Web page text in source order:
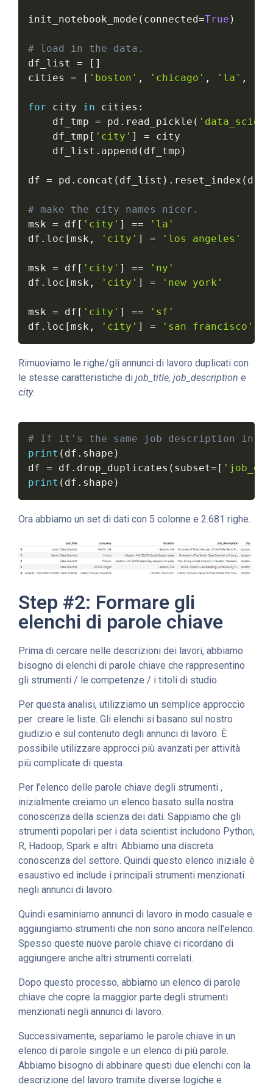
init_notebook_mode ( connected=True )
# load in the data.
df_list = [ ]
cities = [ 'boston' , 'chicago' , 'la' ,
for city in cities :
    df_tmp
= pd . read_pickle (
    df_tmp
[ 'city' ] = city
    df_list
. append ( df_tmp )
df = pd . concat ( df_list ) . reset_index ( drop
# make the city names nicer.
msk = df [ 'city' ] ==
'la'
df . loc [msk , 'city' ] = 'los angeles'
msk = df [ 'city' ] ==
'ny'
df . loc [msk , 'city' ] = 'new york'
msk = df [ 'city' ] ==
'sf'
df . loc [msk , 'city' ] = 'san francisco'
Rimuoviamo le righe/gli annunci di lavoro duplicati con
le stesse caratteristiche di job_title, job_description e
city.
# If it's the same job description in
print ( df . shape )
df = df . drop_duplicates ( subset= [
print ( df . shape )
Ora abbiamo un set di dati con 5 colonne e 2.681 righe.
Step #2: Formare gli
elenchi di parole chiave
Prima di cercare nelle descrizioni dei lavori, abbiamo
bisogno di elenchi di parole chiave che rappresentino
gli strumenti / le competenze / i titoli di studio.
Per questa analisi, utilizziamo un semplice approccio
per creare le liste. Gli elenchi si basano sul nostro
giudizio e sul contenuto degli annunci di lavoro. È
possibile utilizzare approcci più avanzati per attività
più complicate di questa.
Per l’elenco delle parole chiave degli strumenti ,
inizialmente creiamo un elenco basato sulla nostra
conoscenza della scienza dei dati. Sappiamo che gli
strumenti popolari per i data scientist includono Python,
R, Hadoop, Spark e altri. Abbiamo una discreta
conoscenza del settore. Quindi questo elenco iniziale è
esaustivo ed include i principali strumenti menzionati
negli annunci di lavoro.
Quindi esaminiamo annunci di lavoro in modo casuale e
aggiungiamo strumenti che non sono ancora nell’elenco.
Spesso queste nuove parole chiave ci ricordano di
aggiungere anche altri strumenti correlati.
Dopo questo processo, abbiamo un elenco di parole
chiave che copre la maggior parte degli strumenti
menzionati negli annunci di lavoro.
Successivamente, separiamo le parole chiave in un
elenco di parole singole e un elenco di più parole.
Abbiamo bisogno di abbinare questi due elenchi con la
descrizione del lavoro tramite diverse logiche e